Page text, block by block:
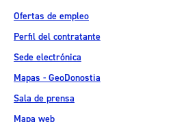
Ofertas de empleo
Perfil del contratante
Sede electrónica
Mapas - GeoDonostia
Sala de prensa
Mapa web